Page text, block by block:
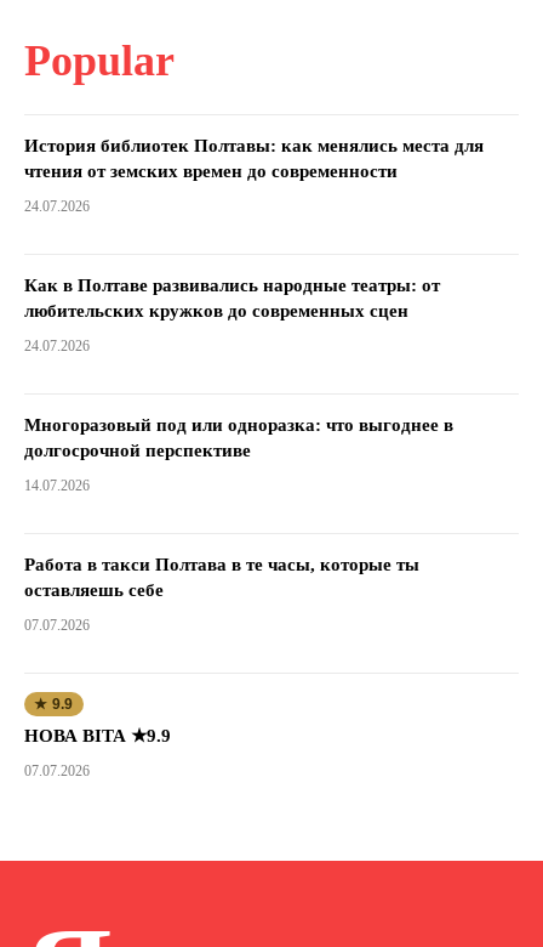
Popular
История библиотек Полтавы: как менялись места для
чтения от земских времен до современности
24.07.2026
Как в Полтаве развивались народные театры: от
любительских кружков до современных сцен
24.07.2026
Многоразовый под или одноразка: что выгоднее в
долгосрочной перспективе
14.07.2026
Работа в такси Полтава в те часы, которые ты
оставляешь себе
07.07.2026
★ 9.9
НОВА ВІТА ★9.9
07.07.2026